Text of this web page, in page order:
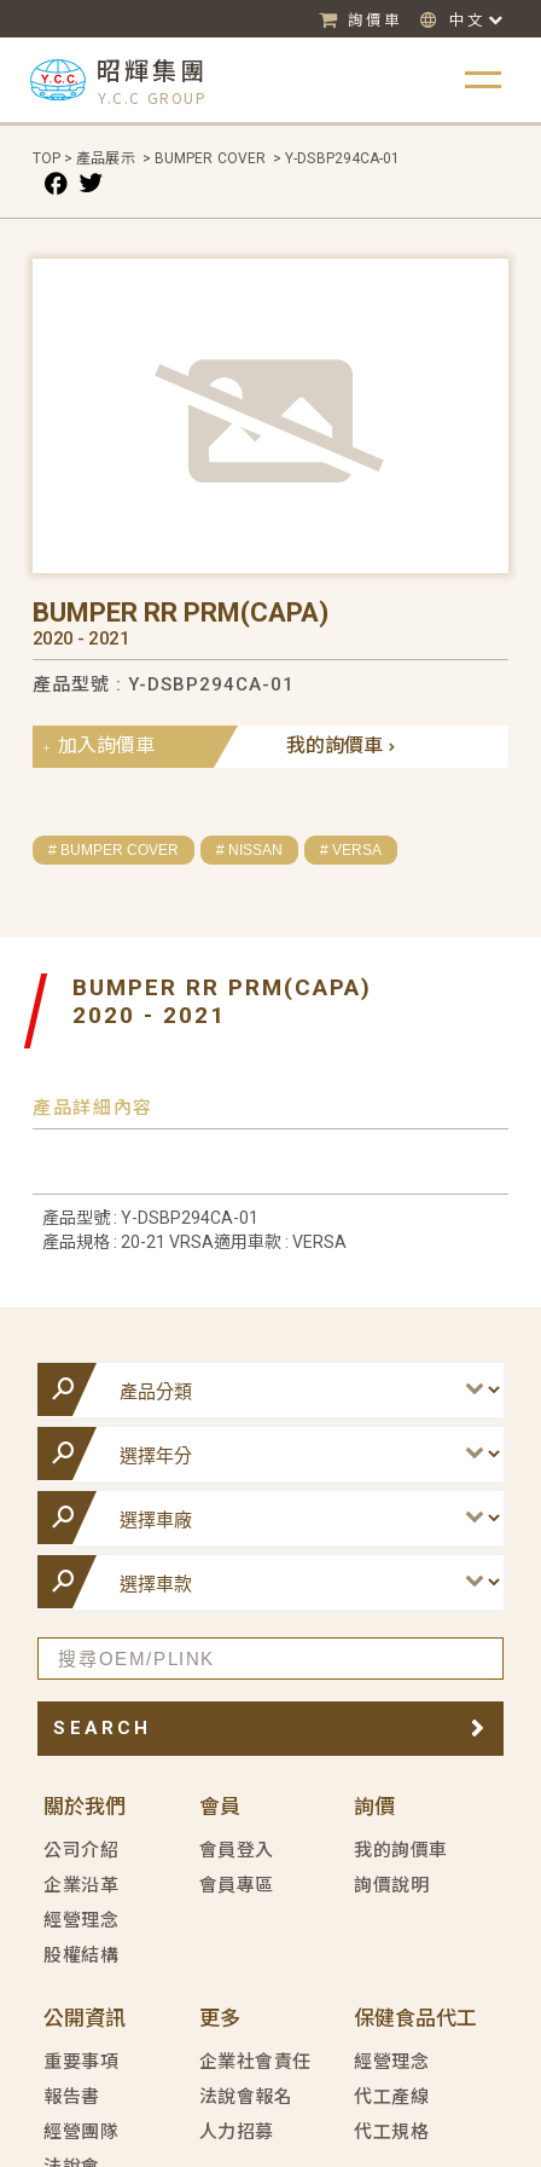
詢價車 中文
昭輝集團
Y.C.C GROUP
TOP > 產品展示 > BUMPER COVER > Y-DSBP294CA-01
BUMPER RR PRM(CAPA)
2020 - 2021
產品型號 : Y-DSBP294CA-01
我的詢價車
加入詢價車
# BUMPER COVER # NISSAN # VERSA
BUMPER RR PRM(CAPA)
2020 - 2021
產品詳細內容
產品型號 : Y-DSBP294CA-01
產品規格 : 20-21 VRSA適用車款 : VERSA
關於我們
公司介紹
企業沿革
經營理念
股權結構
會員
會員登入
會員專區
詢價
我的詢價車
詢價說明
公開資訊
重要事項
報告書
經營團隊
更多
企業社會責任
法說會報名
人力招募
保健食品代工
經營理念
代工產線
代工規格
SEARCH